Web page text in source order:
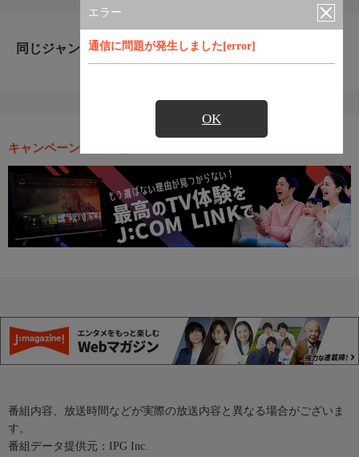
エラー
通信に問題が発生しました[error]
OK
同じジャンルのおすすめ番組
キャンペーン・お得な情報
番組内容、放送時間などが実際の放送内容と異なる場合がございま
す。
番組データ提供元：IPG Inc.